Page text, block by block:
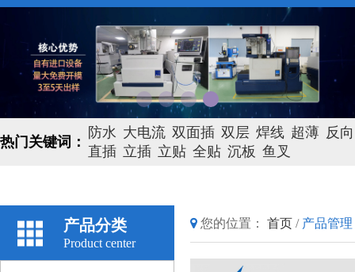
热门关键词：
防水 大电流 双面插 双层 焊线 超薄 反向
直插 立插 立贴 全贴 沉板 鱼叉
产品分类
Product center
您的位置： 首页 / 产品管理